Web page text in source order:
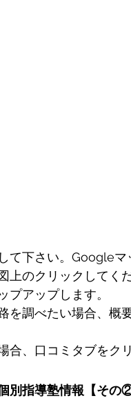
て下さい。Googleマ
上のクリックしてくだ
プアップします。
を調べたい場合、概
合、口コミタブをク
別指導塾情報【その